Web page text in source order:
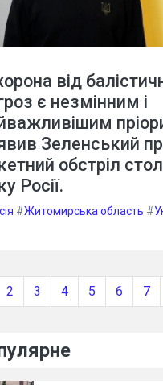
від
є незмінним і
Зеленський
обстріл
Росії.
#Житомирська область #
2 3 4 5 6 7